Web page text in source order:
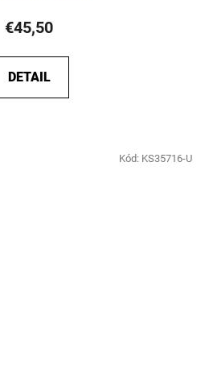
€45,50
DETAIL
Kód: KS35716-U